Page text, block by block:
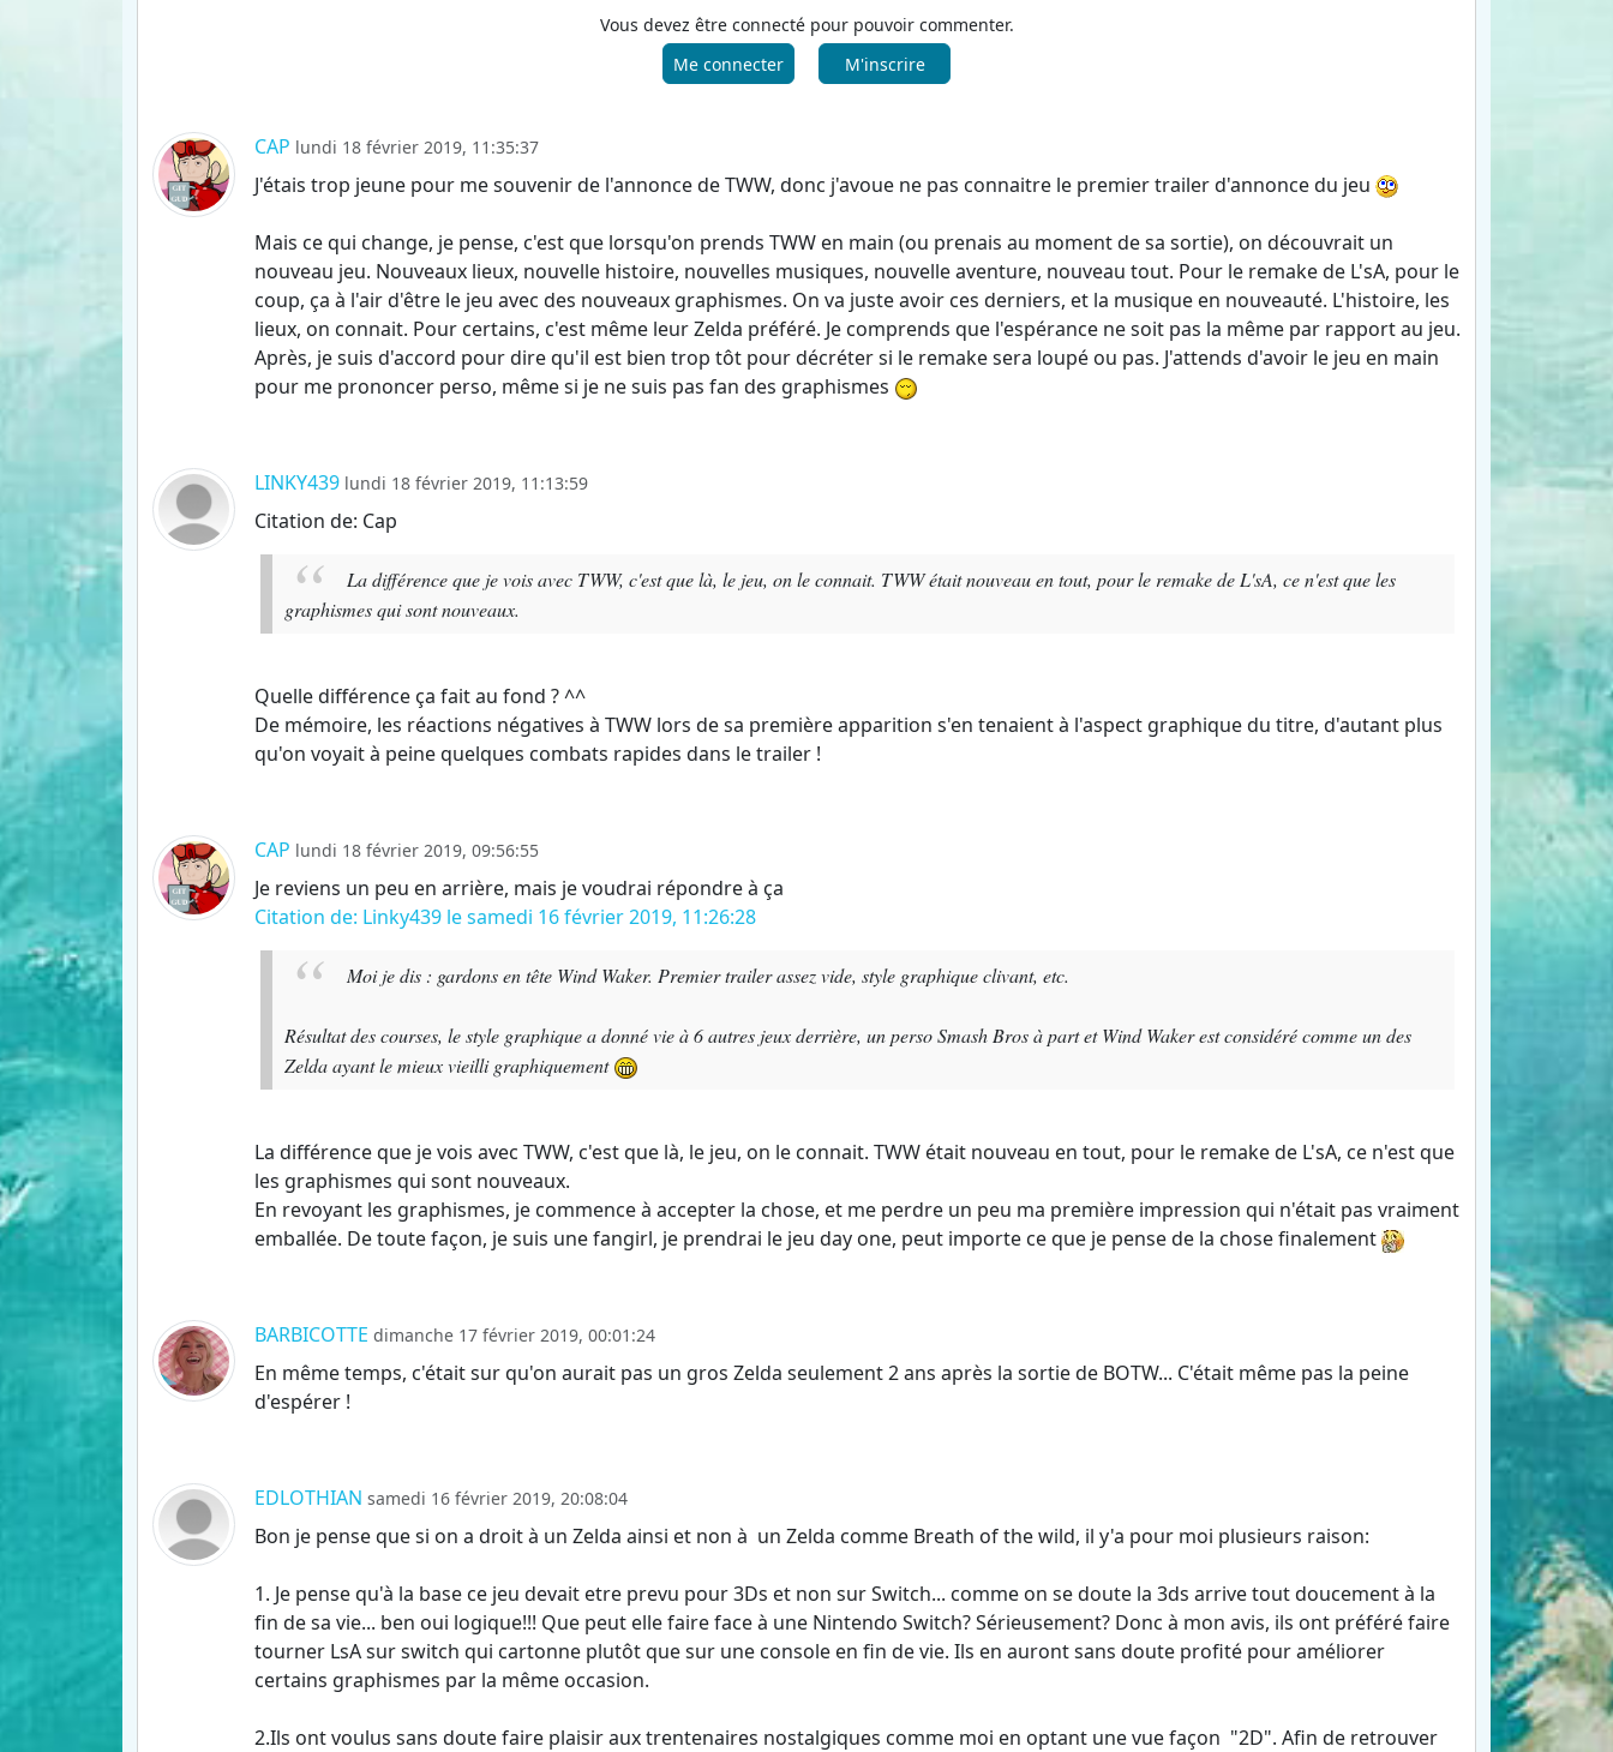
Vous devez être connecté pour pouvoir commenter.
Me connecter
M'inscrire
CAP lundi 18 février 2019, 11:35:37
J'étais trop jeune pour me souvenir de l'annonce de TWW, donc j'avoue ne pas connaitre le premier trailer d'annonce du jeu
Mais ce qui change, je pense, c'est que lorsqu'on prends TWW en main (ou prenais au moment de sa sortie), on découvrait un
nouveau jeu. Nouveaux lieux, nouvelle histoire, nouvelles musiques, nouvelle aventure, nouveau tout. Pour le remake de L'sA, pour le
coup, ça à l'air d'être le jeu avec des nouveaux graphismes. On va juste avoir ces derniers, et la musique en nouveauté. L'histoire, les
lieux, on connait. Pour certains, c'est même leur Zelda préféré. Je comprends que l'espérance ne soit pas la même par rapport au jeu.
Après, je suis d'accord pour dire qu'il est bien trop tôt pour décréter si le remake sera loupé ou pas. J'attends d'avoir le jeu en main
pour me prononcer perso, même si je ne suis pas fan des graphismes
LINKY439 lundi 18 février 2019, 11:13:59
Citation de: Cap
La différence que je vois avec TWW, c'est que là, le jeu, on le connait. TWW était nouveau en tout, pour le remake de L'sA, ce n'est que les
graphismes qui sont nouveaux.
Quelle différence ça fait au fond ? ^^
De mémoire, les réactions négatives à TWW lors de sa première apparition s'en tenaient à l'aspect graphique du titre, d'autant plus
qu'on voyait à peine quelques combats rapides dans le trailer !
CAP lundi 18 février 2019, 09:56:55
Je reviens un peu en arrière, mais je voudrai répondre à ça
Citation de: Linky439 le samedi 16 février 2019, 11:26:28
Moi je dis : gardons en tête Wind Waker. Premier trailer assez vide, style graphique clivant, etc.
Résultat des courses, le style graphique a donné vie à 6 autres jeux derrière, un perso Smash Bros à part et Wind Waker est considéré comme un des
Zelda ayant le mieux vieilli graphiquement
La différence que je vois avec TWW, c'est que là, le jeu, on le connait. TWW était nouveau en tout, pour le remake de L'sA, ce n'est que
les graphismes qui sont nouveaux.
En revoyant les graphismes, je commence à accepter la chose, et me perdre un peu ma première impression qui n'était pas vraiment
emballée. De toute façon, je suis une fangirl, je prendrai le jeu day one, peut importe ce que je pense de la chose finalement
BARBICOTTE dimanche 17 février 2019, 00:01:24
En même temps, c'était sur qu'on aurait pas un gros Zelda seulement 2 ans après la sortie de BOTW... C'était même pas la peine
d'espérer !
EDLOTHIAN samedi 16 février 2019, 20:08:04
Bon je pense que si on a droit à un Zelda ainsi et non à un Zelda comme Breath of the wild, il y'a pour moi plusieurs raison:
1. Je pense qu'à la base ce jeu devait etre prevu pour 3Ds et non sur Switch... comme on se doute la 3ds arrive tout doucement à la
fin de sa vie... ben oui logique!!! Que peut elle faire face à une Nintendo Switch? Sérieusement? Donc à mon avis, ils ont préféré faire
tourner LsA sur switch qui cartonne plutôt que sur une console en fin de vie. Ils en auront sans doute profité pour améliorer
certains graphismes par la même occasion.
2.Ils ont voulus sans doute faire plaisir aux trentenaires nostalgiques comme moi en optant une vue façon "2D". Afin de retrouver